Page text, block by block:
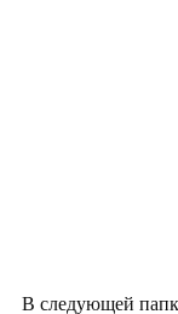
В следующей